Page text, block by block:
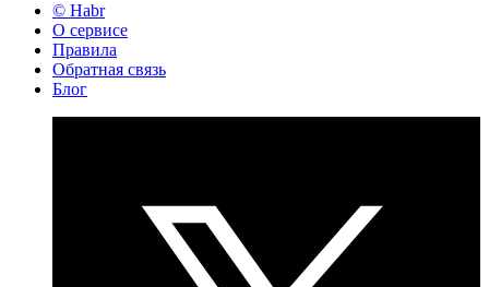
© Habr
О сервисе
Правила
Обратная связь
Блог